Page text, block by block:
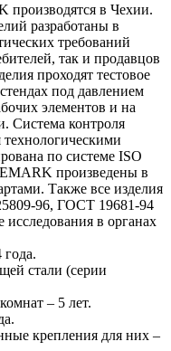
производятся в Чехии.
разработаны в
требований
так и продавцов
проходят тестовое
под давлением
элементов и на
Система контроля
технологическими
по системе ISO
произведены в
Также все изделия
96, ГОСТ 19681-94
в органах
года.
стали (серии
– 5 лет.
крепления для них –